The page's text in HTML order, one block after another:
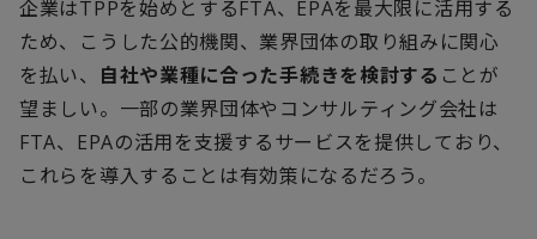
企業はTPPを始めとするFTA、 EPAを最大限に活用する
ため、こうした公的機関、業界団体の取り組みに関心
を払い、 自社や業種に合った手続きを検討する ことが
望ましい。一部の業界団体やコンサルティング会社は
FTA、 EPAの活用を支援するサービスを提供しており、
これらを導入することは有効策になるだろう。